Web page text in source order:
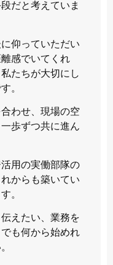
だと考えていま
仰っていただい
感でいてくれ
たちが大切にし
。
わせ、現場の空
歩ずつ共に進ん
用の実働部隊の
からも築いてい
。
えたい、業務を
も何から始めれ